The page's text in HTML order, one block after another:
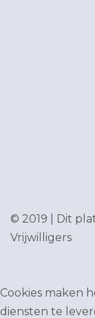
© 2019 | Dit
Vrijwilligers
Cookies maken
diensten te